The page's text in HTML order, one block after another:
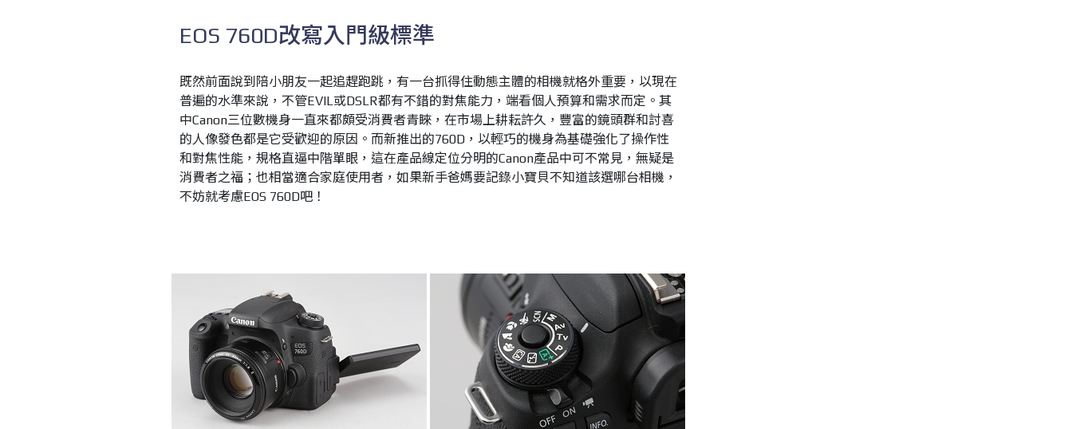
EOS 760D改寫入門級標準
既然前面說到陪小朋友一起追趕跑跳，有一台抓得住動態主體的相機就格外重要，以現在
普遍的水準來說，不管EVIL或DSLR都有不錯的對焦能力，端看個人預算和需求而定。其
中Canon三位數機身一直來都頗受消費者青睞，在市場上耕耘許久，豐富的鏡頭群和討喜
的人像發色都是它受歡迎的原因。而新推出的760D，以輕巧的機身為基礎強化了操作性
和對焦性能，規格直逼中階單眼，這在產品線定位分明的Canon產品中可不常見，無疑是
消費者之福；也相當適合家庭使用者，如果新手爸媽要記錄小寶貝不知道該選哪台相機，
不妨就考慮EOS 760D吧！